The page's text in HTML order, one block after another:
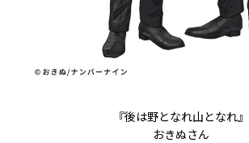
『後は野となれ山となれ』
おきぬさん